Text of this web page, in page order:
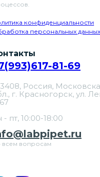
конфиденциальности
персональных данных
81-69
всем вопросам
Россия,
г. Красногорск, ул.
- пт, 10:00-18:00